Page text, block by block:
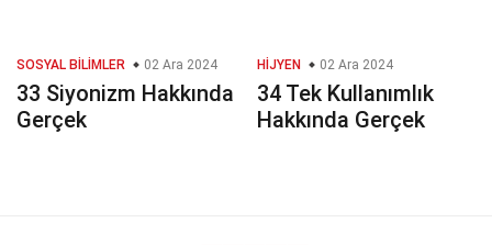
SOSYAL BILIMLER 02 Ara 2024
33 Siyonizm Hakkında
Gerçek
HIJYEN 02 Ara 2024
34 Tek Kullanımlık
Hakkında Gerçek